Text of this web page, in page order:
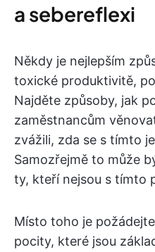
a sebereflexi
Někdy je nejlepším
toxické produktivitě,
Najděte způsoby, jak
zaměstnancům
zvážili, zda se s tímto
Samozřejmě to může
ty, kteří nejsou s tímto
Místo toho je
pocity, které jsou